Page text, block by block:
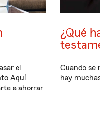
el
Aquí
a ahorrar
¿Qué
Cuando se
hay